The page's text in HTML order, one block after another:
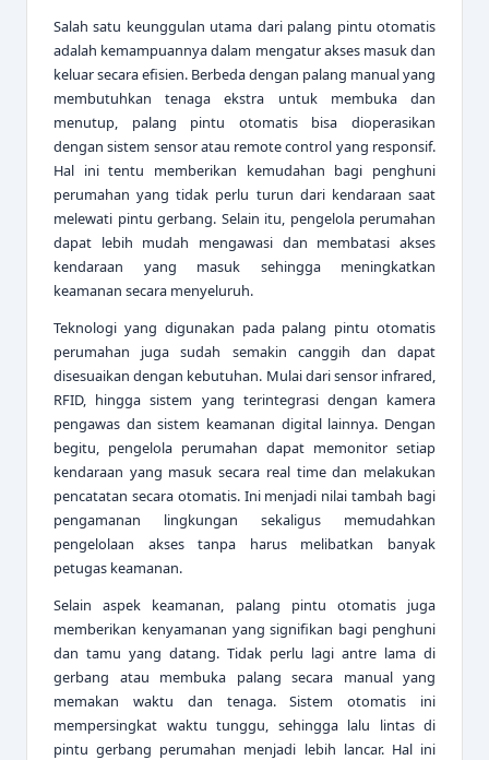
Salah satu keunggulan utama dari palang pintu otomatis
adalah kemampuannya dalam mengatur akses masuk dan
keluar secara efisien. Berbeda dengan palang manual yang
membutuhkan tenaga ekstra untuk membuka dan
menutup, palang pintu otomatis bisa dioperasikan
dengan sistem sensor atau remote control yang responsif.
Hal ini tentu memberikan kemudahan bagi penghuni
perumahan yang tidak perlu turun dari kendaraan saat
melewati pintu gerbang. Selain itu, pengelola perumahan
dapat lebih mudah mengawasi dan membatasi akses
kendaraan yang masuk sehingga meningkatkan
keamanan secara menyeluruh.
Teknologi yang digunakan pada palang pintu otomatis
perumahan juga sudah semakin canggih dan dapat
disesuaikan dengan kebutuhan. Mulai dari sensor infrared,
RFID, hingga sistem yang terintegrasi dengan kamera
pengawas dan sistem keamanan digital lainnya. Dengan
begitu, pengelola perumahan dapat memonitor setiap
kendaraan yang masuk secara real time dan melakukan
pencatatan secara otomatis. Ini menjadi nilai tambah bagi
pengamanan lingkungan sekaligus memudahkan
pengelolaan akses tanpa harus melibatkan banyak
petugas keamanan.
Selain aspek keamanan, palang pintu otomatis juga
memberikan kenyamanan yang signifikan bagi penghuni
dan tamu yang datang. Tidak perlu lagi antre lama di
gerbang atau membuka palang secara manual yang
memakan waktu dan tenaga. Sistem otomatis ini
mempersingkat waktu tunggu, sehingga lalu lintas di
pintu gerbang perumahan menjadi lebih lancar. Hal ini